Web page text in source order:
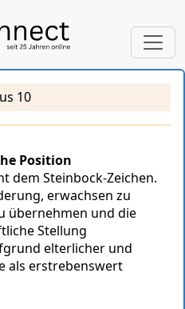
10
Position
dem Steinbock-Zeichen.
erwachsen zu
übernehmen und die
Stellung
elterlicher und
als erstrebenswert